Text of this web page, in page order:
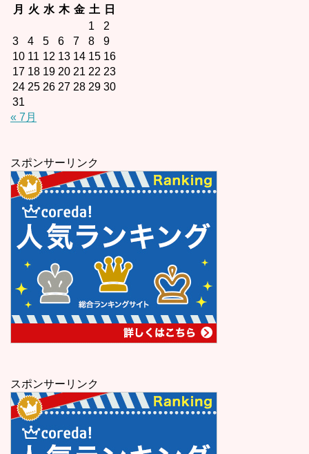
月
火 水 木 金 土
日
1
2
3
4 5 6 7 8
9
10 11 12 13 14 15 16
17 18 19 20 21 22 23
24 25 26 27 28 29 30
31
« 7月
スポンサーリンク
スポンサーリンク